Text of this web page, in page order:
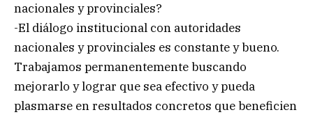
nacionales y provinciales?
-El diálogo institucional con autoridades
nacionales y provinciales es constante y bueno.
Trabajamos permanentemente buscando
mejorarlo y lograr que sea efectivo y pueda
plasmarse en resultados concretos que beneficien